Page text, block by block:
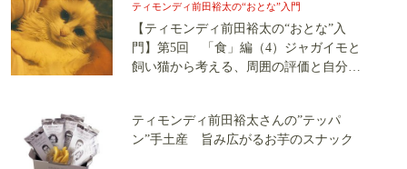
ティモンディ前田裕太の“おとな”入門
【ティモンディ前田裕太の“おとな”入
門】第5回 「食」編（4）ジャガイモと
飼い猫から考える、周囲の評価と自分の
ティモンディ前田裕太さんの”テッパ
ン”手土産 旨み広がるお芋のスナック